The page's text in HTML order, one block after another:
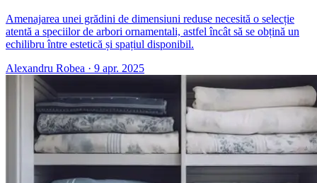
Amenajarea unei grădini de dimensiuni reduse necesită o selecție
atentă a speciilor de arbori ornamentali, astfel încât să se obțină un
echilibru între estetică și spațiul disponibil.
Alexandru Robea · 9 apr. 2025